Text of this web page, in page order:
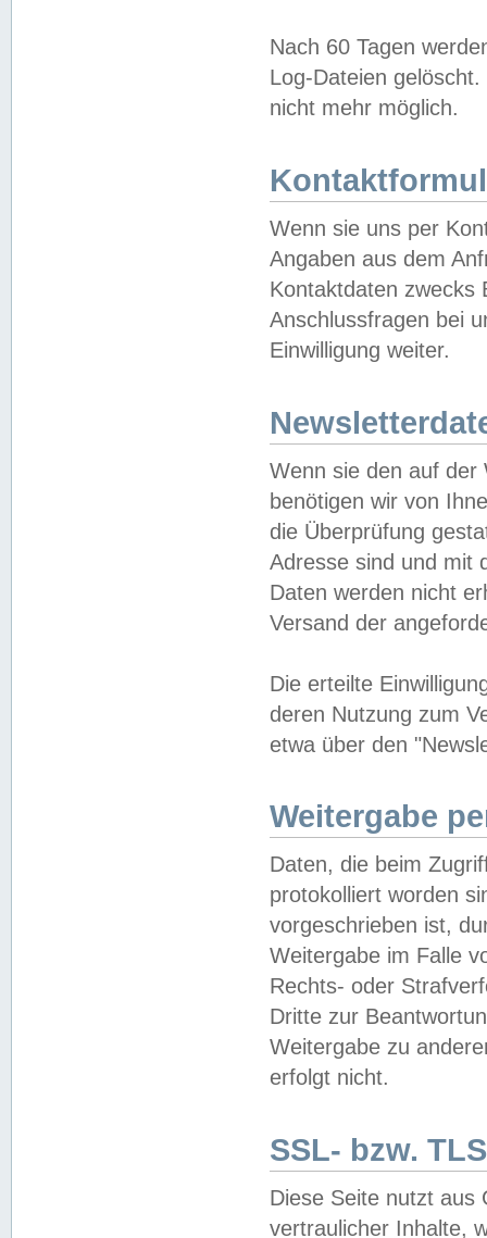
Nach 60 Tagen
Log-Dateien
nicht mehr möglich.
Wenn sie uns per
Angaben aus dem
Kontaktdaten zwecks
Anschlussfragen bei
Einwilligung weiter.
Wenn sie den auf der
benötigen wir von
die Überprüfung
Adresse sind und mit
Daten werden nicht
Versand der
Die erteilte
deren Nutzung zum
etwa über den
Weitergabe
Daten, die beim
protokolliert worden
vorgeschrieben ist,
Weitergabe im Falle
Rechts- oder
Dritte zur
Weitergabe zu
erfolgt nicht.
SSL- bzw.
Diese Seite nutzt aus
vertraulicher Inhalte,